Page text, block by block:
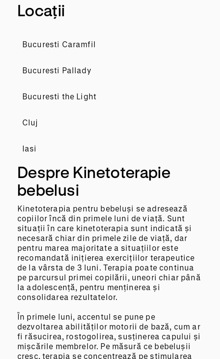
Locații
Bucuresti Caramfil
Bucuresti Pallady
Bucuresti the Light
Cluj
Iasi
Despre Kinetoterapie
bebelusi
Kinetoterapia pentru bebeluși se adresează
copiilor încă din primele luni de viață. Sunt
situații în care kinetoterapia sunt indicată și
necesară chiar din primele zile de viață, dar
pentru marea majoritate a situațiilor este
recomandată inițierea exercițiilor terapeutice
de la vârsta de 3 luni. Terapia poate continua
pe parcursul primei copilării, uneori chiar până
la adolescență, pentru menținerea și
consolidarea rezultatelor.
În primele luni, accentul se pune pe
dezvoltarea abilităților motorii de bază, cum ar
fi răsucirea, rostogolirea, susținerea capului și
mișcările membrelor. Pe măsură ce bebelușii
cresc, terapia se concentrează pe stimularea